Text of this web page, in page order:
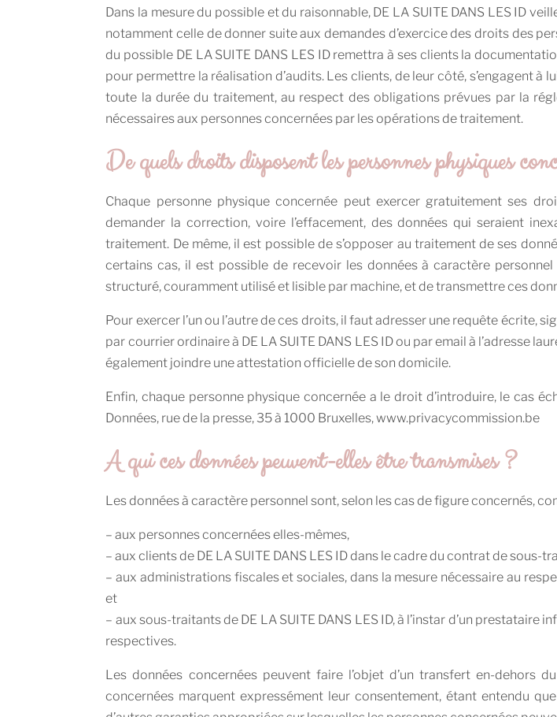
Dans la mesure du possible et du raisonnable, DE LA SUITE DANS LES ID
notamment celle de donner suite aux demandes d’exercice des droits des
du possible DE LA SUITE DANS LES ID remettra à ses clients la
pour permettre la réalisation d’audits. Les clients, de leur côté, s’engagent
toute la durée du traitement, au respect des obligations prévues par la
nécessaires aux personnes concernées par les opérations de traitement.
De quels droits disposent les personnes physiques
Chaque personne physique concernée peut exercer gratuitement ses
demander la correction, voire l’effacement, des données qui seraient
traitement. De même, il est possible de s’opposer au traitement de ses
certains cas, il est possible de recevoir les données à caractère
structuré, couramment utilisé et lisible par machine, et de transmettre ces
Pour exercer l’un ou l’autre de ces droits, il faut adresser une requête écrite,
par courrier ordinaire à DE LA SUITE DANS LES ID ou par email à l’adresse
également joindre une attestation officielle de son domicile.
Enfin, chaque personne physique concernée a le droit d’introduire, le cas
Données, rue de la presse, 35 à 1000 Bruxelles, www.privacycommission.be
A qui ces données peuvent-elles être transmises ?
Les données à caractère personnel sont, selon les cas de figure concernés,
– aux personnes concernées elles-mêmes,
– aux clients de DE LA SUITE DANS LES ID dans le cadre du contrat de sous-
– aux administrations fiscales et sociales, dans la mesure nécessaire au
et
– aux sous-traitants de DE LA SUITE DANS LES ID, à l’instar d’un
respectives.
Les données concernées peuvent faire l’objet d’un transfert en-dehors
concernées marquent expressément leur consentement, étant entendu